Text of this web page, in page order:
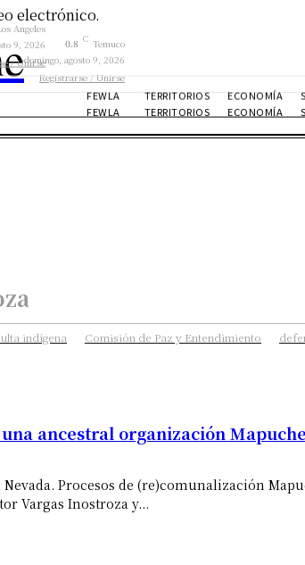
electrónico.
0.8 C Temuco
domingo, agosto 9, 2026
Registrarse / Unirse
FEWLA TERRITORIOS ECONOMÍA
Angeles
9, 2026
/ Unirse
FEWLA TERRITORIOS ECONOMÍA
indígena Comisión de Paz y Entendimiento
ancestral organización
Procesos de (re)comunalización
Vargas Inostroza y...